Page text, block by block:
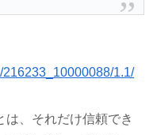
216233_10000088/1.1/
は、それだけ信頼でき